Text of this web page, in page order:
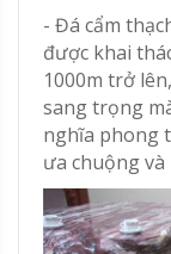
- Đá cẩm
được khai
1000m trở
sang trọng
nghĩa phong
ưa chuộng